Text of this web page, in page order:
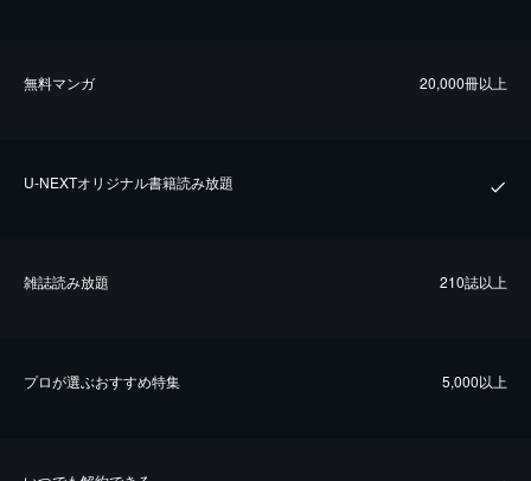
無料マンガ 20,000冊以上
U-NEXTオリジナル書籍読み放題
雑誌読み放題 210誌以上
プロが選ぶおすすめ特集 5,000以上